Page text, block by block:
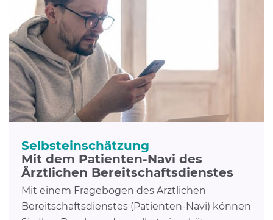
Selbsteinschätzung
Mit dem Patienten-Navi des
Ärztlichen Bereitschaftsdienstes
Mit einem Fragebogen des Ärztlichen
Bereitschaftsdienstes (Patienten-Navi) können